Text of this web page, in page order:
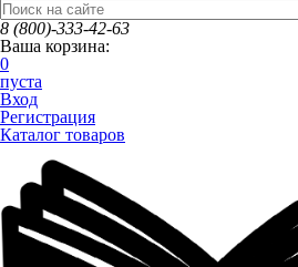
8 (800)-333-42-63
Ваша корзина:
0
пуста
Вход
Регистрация
Каталог товаров